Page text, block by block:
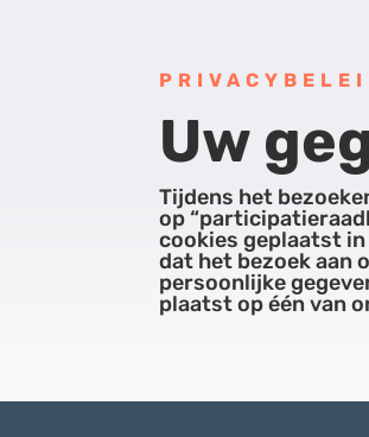
Uw
Tijdens het
op
cookies geplaatst
dat het bezoek aan
persoonlijke
plaatst op één van